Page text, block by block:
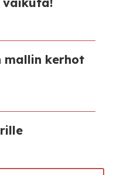
mallin kerhot